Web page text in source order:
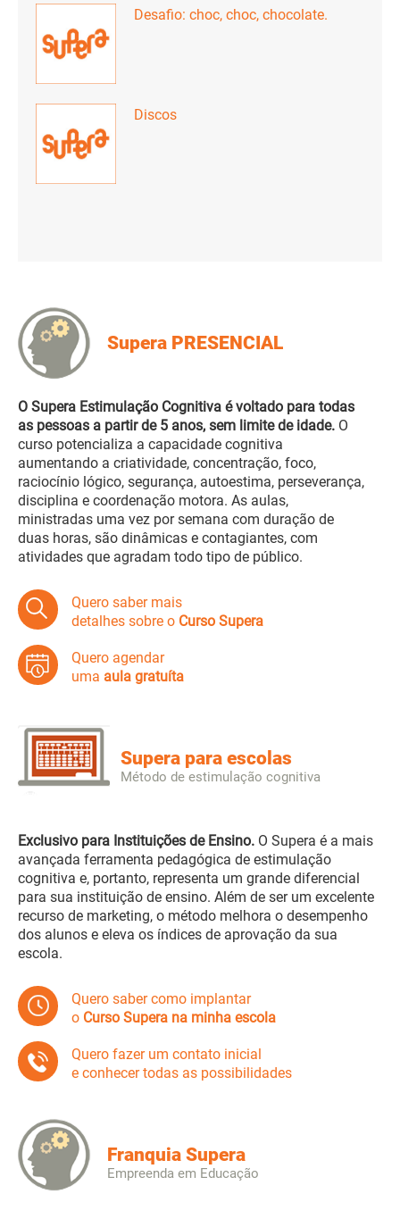
Desafio: choc, choc, chocolate.
Discos
Supera PRESENCIAL
O Supera Estimulação Cognitiva é voltado para todas
as pessoas a partir de 5 anos, sem limite de idade. O
curso potencializa a capacidade cognitiva
aumentando a criatividade, concentração, foco,
raciocínio lógico, segurança, autoestima, perseverança,
disciplina e coordenação motora. As aulas,
ministradas uma vez por semana com duração de
duas horas, são dinâmicas e contagiantes, com
atividades que agradam todo tipo de público.
Quero saber mais
detalhes sobre o Curso Supera
Quero agendar
uma aula gratuíta
Supera para escolas
Método de estimulação cognitiva
Exclusivo para Instituições de Ensino. O Supera é a mais
avançada ferramenta pedagógica de estimulação
cognitiva e, portanto, representa um grande diferencial
para sua instituição de ensino. Além de ser um excelente
recurso de marketing, o método melhora o desempenho
dos alunos e eleva os índices de aprovação da sua
escola.
Quero saber como implantar
o Curso Supera na minha escola
Quero fazer um contato inicial
e conhecer todas as possibilidades
Franquia Supera
Empreenda em Educação